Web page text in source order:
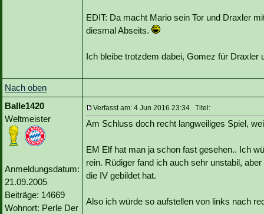
EDIT: Da macht Mario sein Tor und Draxler
diesmal Abseits.
Ich bleibe trotzdem dabei, Gomez für
Nach oben
Balle1420
Weltmeister
Anmeldungsdatum:
21.09.2005
Beiträge: 14669
Wohnort: Perle Der
Verfasst am: 4 Jun 2016 23:34 Titel:
Am Schluss doch recht langweiliges Spiel,
EM Elf hat man ja schon fast gesehen.. Ich
rein. Rüdiger fand ich auch sehr unstabil,
die IV gebildet hat.
Also ich würde so aufstellen von links nach